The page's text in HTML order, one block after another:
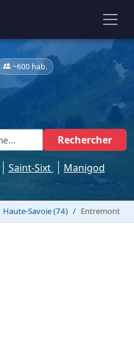
~600 hab.
Rechercher
Saint-Sixt Manigod
Haute-Savoie (74) Entremont